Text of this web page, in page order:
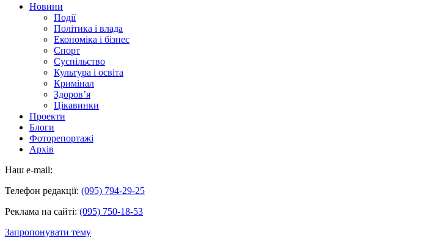
Новини
Події
Політика і влада
Економіка і бізнес
Спорт
Суспільство
Культура і освіта
Кримінал
Здоров’я
Цікавинки
Проекти
Блоги
Фоторепортажі
Архів
Наш e-mail:
Телефон редакції: (095) 794-29-25
Реклама на сайті: (095) 750-18-53
Запропонувати тему